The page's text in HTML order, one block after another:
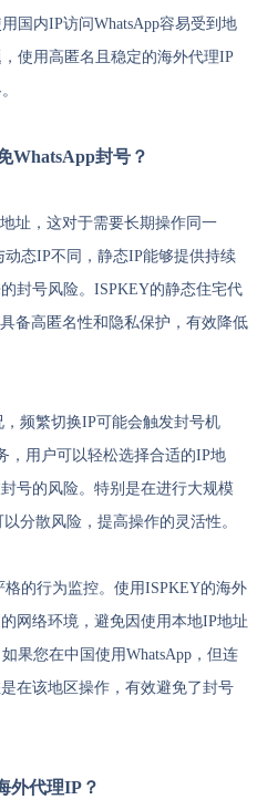
国内IP访问WhatsApp容易受到地
使用高匿名且稳定的海外代理IP
WhatsApp封号？
址，这对于需要长期操作同一
动态IP不同，静态IP能够提供持续
封号风险。ISPKEY的静态住宅代
备高匿名性和隐私保护，有效降低
频繁切换IP可能会触发封号机
，用户可以轻松选择合适的IP地
号的风险。特别是在进行大规模
分散风险，提高操作的灵活性。
格的行为监控。使用ISPKEY的海外
网络环境，避免因使用本地IP地址
果您在中国使用WhatsApp，但连
在该地区操作，有效避免了封号
外代理IP？